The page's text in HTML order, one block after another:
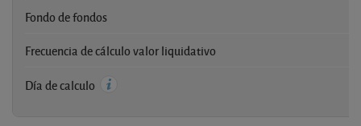
Fondo de fondos
Frecuencia de cálculo valor liquidativo
Día de calculo